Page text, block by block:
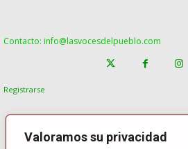
Valoramos su privacidad
Contacto: info@lasvocesdelpueblo.com
Registrarse